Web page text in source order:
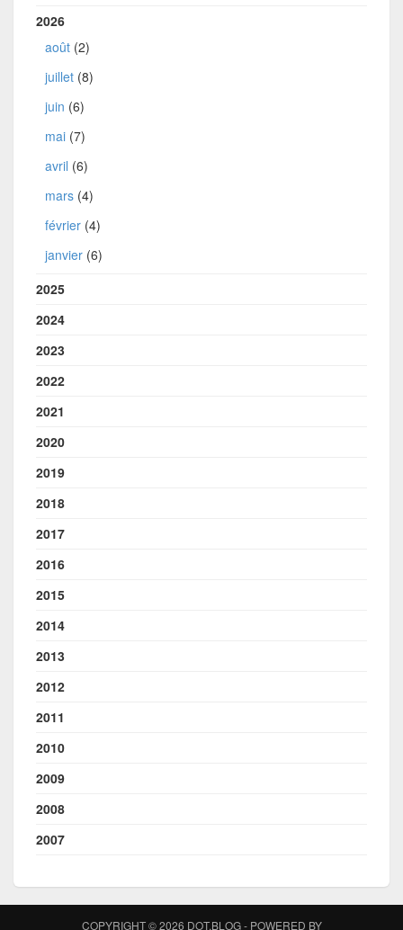
2026
août (2)
juillet (8)
juin (6)
mai (7)
avril (6)
mars (4)
février (4)
janvier (6)
2025
2024
2023
2022
2021
2020
2019
2018
2017
2016
2015
2014
2013
2012
2011
2010
2009
2008
2007
COPYRIGHT © 2026 DOT.BLOG - POWERED BY